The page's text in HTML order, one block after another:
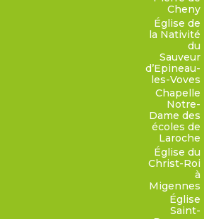
Cheny
Église de
la Nativité
du
Sauveur
d’Epineau-
les-Voves
Chapelle
Notre-
Dame des
écoles de
Laroche
Église du
Christ-Roi
à
Migennes
Église
Saint-